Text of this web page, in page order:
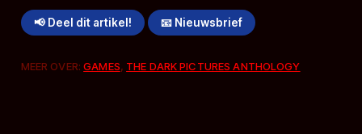
📢 Deel dit artikel! 📧 Nieuwsbrief
MEER OVER:GAMES, THE DARK PICTURES ANTHOLOGY